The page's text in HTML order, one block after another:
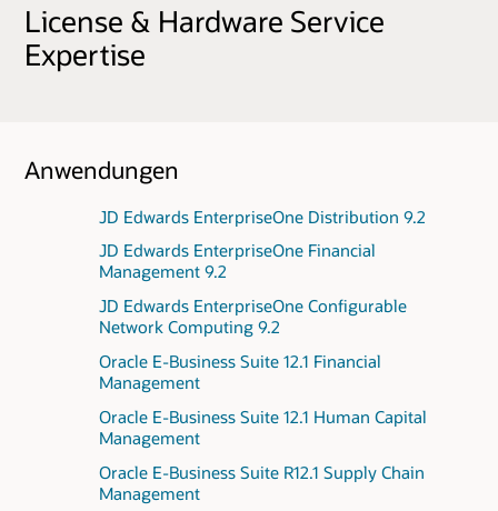
License & Hardware Service
Expertise
Anwendungen
JD Edwards EnterpriseOne Distribution 9.2
JD Edwards EnterpriseOne Financial
Management 9.2
JD Edwards EnterpriseOne Configurable
Network Computing 9.2
Oracle E-Business Suite 12.1 Financial
Management
Oracle E-Business Suite 12.1 Human Capital
Management
Oracle E-Business Suite R12.1 Supply Chain
Management